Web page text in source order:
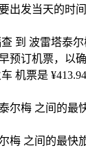
出发当天的时
到 波雷塔泰尔
预订机票，以
机票是
尔梅 之间的最
梅 之间的最快